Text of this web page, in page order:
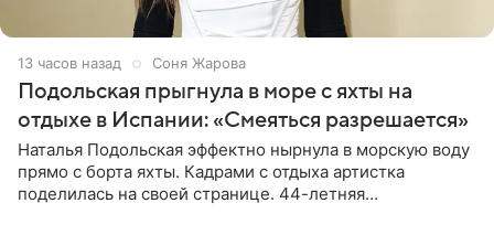
13 часов назад Соня Жарова
Подольская прыгнула в море с яхты на
отдыхе в Испании: «Смеяться разрешается»
Наталья Подольская эффектно нырнула в морскую воду
прямо с борта яхты. Кадрами с отдыха артистка
поделилась на своей странице. 44-летняя